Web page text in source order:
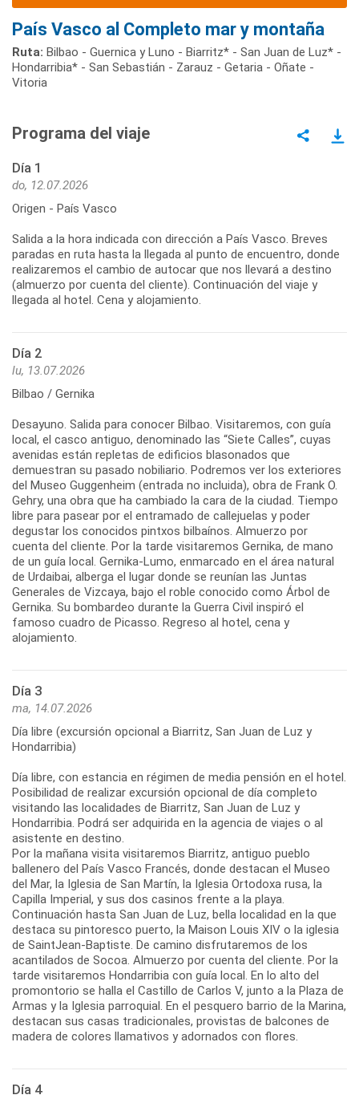
País Vasco al Completo mar y montaña
Ruta: Bilbao - Guernica y Luno - Biarritz* - San Juan de Luz* -
Hondarribia* - San Sebastián - Zarauz - Getaria - Oñate -
Vitoria
Programa del viaje
Día 1
do, 12.07.2026
Origen - País Vasco
Salida a la hora indicada con dirección a País Vasco. Breves
paradas en ruta hasta la llegada al punto de encuentro, donde
realizaremos el cambio de autocar que nos llevará a destino
(almuerzo por cuenta del cliente). Continuación del viaje y
llegada al hotel. Cena y alojamiento.
Día 2
lu, 13.07.2026
Bilbao / Gernika
Desayuno. Salida para conocer Bilbao. Visitaremos, con guía
local, el casco antiguo, denominado las “Siete Calles”, cuyas
avenidas están repletas de edificios blasonados que
demuestran su pasado nobiliario. Podremos ver los exteriores
del Museo Guggenheim (entrada no incluida), obra de Frank O.
Gehry, una obra que ha cambiado la cara de la ciudad. Tiempo
libre para pasear por el entramado de callejuelas y poder
degustar los conocidos pintxos bilbaínos. Almuerzo por
cuenta del cliente. Por la tarde visitaremos Gernika, de mano
de un guía local. Gernika-Lumo, enmarcado en el área natural
de Urdaibai, alberga el lugar donde se reunían las Juntas
Generales de Vizcaya, bajo el roble conocido como Árbol de
Gernika. Su bombardeo durante la Guerra Civil inspiró el
famoso cuadro de Picasso. Regreso al hotel, cena y
alojamiento.
Día 3
ma, 14.07.2026
Día libre (excursión opcional a Biarritz, San Juan de Luz y
Hondarribia)
Día libre, con estancia en régimen de media pensión en el hotel.
Posibilidad de realizar excursión opcional de día completo
visitando las localidades de Biarritz, San Juan de Luz y
Hondarribia. Podrá ser adquirida en la agencia de viajes o al
asistente en destino.
Por la mañana visita visitaremos Biarritz, antiguo pueblo
ballenero del País Vasco Francés, donde destacan el Museo
del Mar, la Iglesia de San Martín, la Iglesia Ortodoxa rusa, la
Capilla Imperial, y sus dos casinos frente a la playa.
Continuación hasta San Juan de Luz, bella localidad en la que
destaca su pintoresco puerto, la Maison Louis XIV o la iglesia
de SaintJean-Baptiste. De camino disfrutaremos de los
acantilados de Socoa. Almuerzo por cuenta del cliente. Por la
tarde visitaremos Hondarribia con guía local. En lo alto del
promontorio se halla el Castillo de Carlos V, junto a la Plaza de
Armas y la Iglesia parroquial. En el pesquero barrio de la Marina,
destacan sus casas tradicionales, provistas de balcones de
madera de colores llamativos y adornados con flores.
Día 4